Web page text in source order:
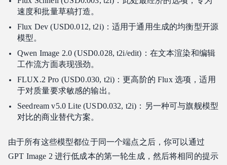
速度和批量草稿打造。
Flux Dev (USD0.012, t2i)：适用于通用生成的均衡型开源
模型。
Qwen Image 2.0 (USD0.028, t2i/edit)：在文本渲染和编辑
工作流方面表现强劲。
FLUX.2 Pro (USD0.030, t2i)：更高阶的 Flux 选项，适用
于对质量要求敏感的输出。
Seedream v5.0 Lite (USD0.032, t2i)：另一种可与旗舰模型
对比的商业替代方案。
由于所有这些模型都位于同一个端点之后，你可以通过
GPT Image 2 进行低成本的第一轮生成，然后将相同的提示